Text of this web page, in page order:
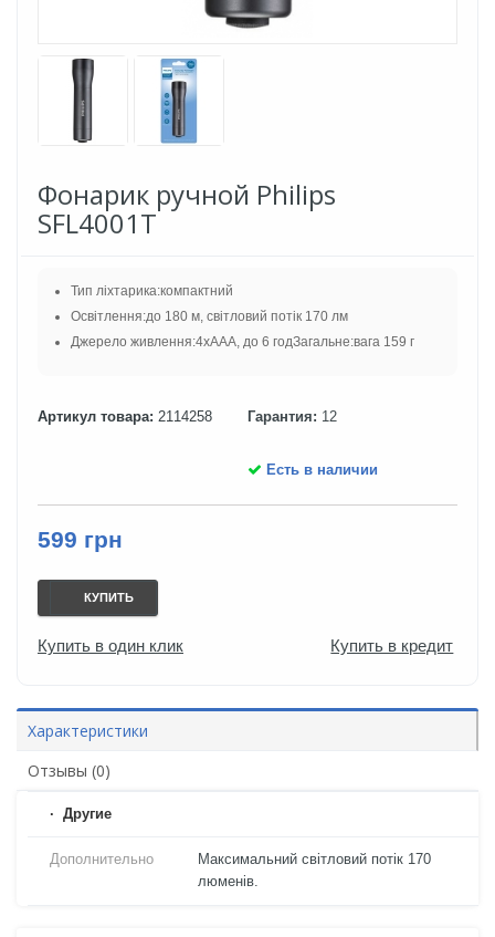
Фонарик ручной Philips
SFL4001T
Тип ліхтарика:компактний
Освітлення:до 180 м, світловий потік 170 лм
Джерело живлення:4xAAA, до 6 годЗагальне:вага 159 г
Артикул товара: 2114258 Гарантия: 12
Есть в наличии
599 грн
КУПИТЬ
Купить в один клик Купить в кредит
Характеристики
Отзывы (0)
Другие
Дополнительно
Максимальний світловий потік 170
люменів.